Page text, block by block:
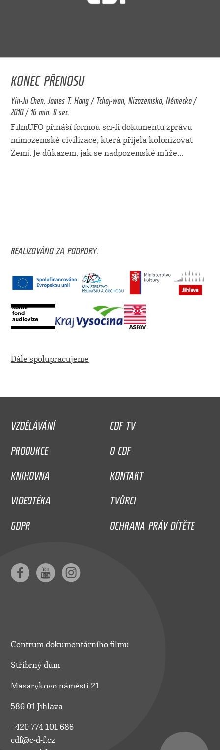
KONEC PŘENOSU
Yin-Ju Chen, James T. Hong / Tchaj-wan, Nizozemsko, Německo /
2010 / 16 min. 0 sec.
FilmUFO přináší formou sci-fi dokumentu zprávu
mimozemské civilizace, která přijela kolonizovat
Zemi. Je důkazem, jak se nadpozemské může...
REALIZOVÁNO ZA PODPORY:
Dále spolupracujeme
VZDĚLÁVÁNÍ
CDF TV
PRODUKCE
O CDF
KNIHOVNA
KONTAKT
VIDEOTÉKA
TVŮRCI
GDPR
OCHRANA PRÁV DÍTĚTE
Centrum dokumentárního filmu
Stříbrný dům
Masarykovo náměstí 21
586 01 Jihlava
+420 774 101 686
cdf@c-d-f.cz